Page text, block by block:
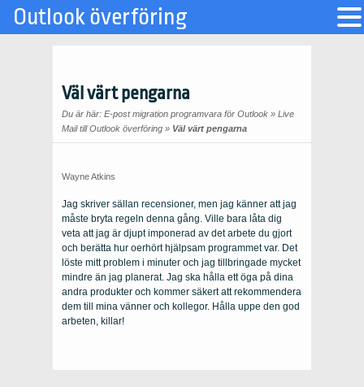
Väl värt pengarna
Du är här: E-post migration programvara för Outlook » Live
Mail till Outlook överföring » Väl värt pengarna
Wayne Atkins
Jag skriver sällan recensioner, men jag känner att jag
måste bryta regeln denna gång. Ville bara låta dig
veta att jag är djupt imponerad av det arbete du gjort
och berätta hur oerhört hjälpsam programmet var. Det
löste mitt problem i minuter och jag tillbringade mycket
mindre än jag planerat. Jag ska hålla ett öga på dina
andra produkter och kommer säkert att rekommendera
dem till mina vänner och kollegor. Hålla uppe den god
arbeten, killar!
Outlook överföring